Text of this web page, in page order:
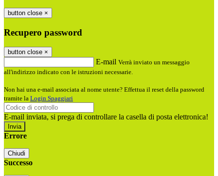
button close ×
Recupero password
button close ×
E-mail Verrà inviato un messaggio
all'indirizzo indicato con le istruzioni necessarie.
Non hai una e-mail associata al nome utente? Effettua il reset della password
tramite la Login Spaggiari
E-mail inviata, si prega di controllare la casella di posta elettronica!
Errore
Chiudi
Successo